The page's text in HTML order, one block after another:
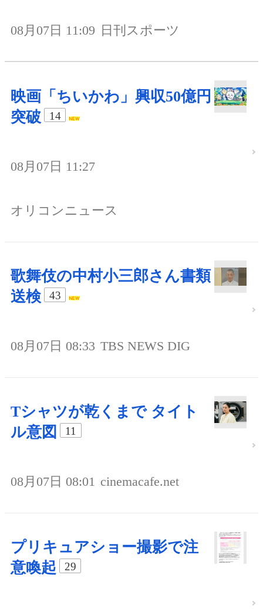
08月07日 11:09 日刊スポーツ
映画「ちいかわ」興収50億円
突破
14
08月07日 11:27
オリコンニュース
歌舞伎の中村小三郎さん書類
送検
43
08月07日 08:33 TBS NEWS DIG
Tシャツが乾くまで タイト
ル意図
11
08月07日 08:01 cinemacafe.net
プリキュアショー撮影で注
意喚起
29